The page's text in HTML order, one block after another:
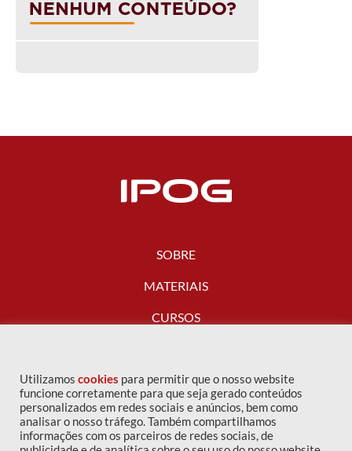
SOBRE
MATERIAIS
CURSOS
FALE CONOSCO
Utilizamos cookies para permitir que o nosso website
funcione corretamente para que seja gerado conteúdos
personalizados em redes sociais e anúncios, bem como
analisar o nosso tráfego. Também compartilhamos
informações com os parceiros de redes sociais, de